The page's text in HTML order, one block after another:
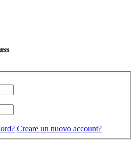
Creare un nuovo account?